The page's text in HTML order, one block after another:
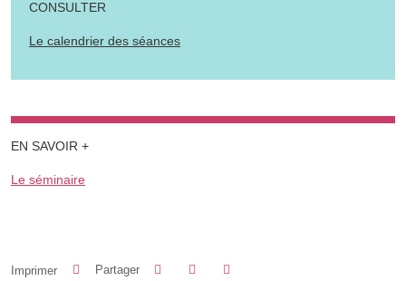
CONSULTER
Le calendrier des séances
EN SAVOIR +
Le séminaire
Imprimer Partager Partager sur Facebook
Partager sur LinkedIn